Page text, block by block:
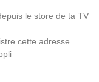
le store de ta TV
cette adresse